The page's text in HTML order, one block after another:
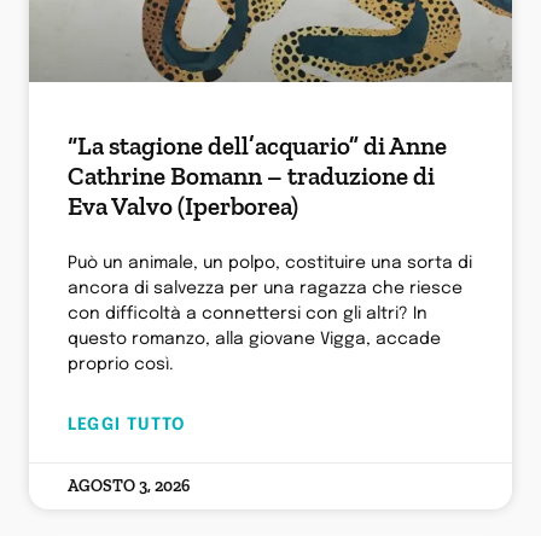
“La stagione dell’acquario” di Anne
Cathrine Bomann – traduzione di
Eva Valvo (Iperborea)
Può un animale, un polpo, costituire una sorta di
ancora di salvezza per una ragazza che riesce
con difficoltà a connettersi con gli altri? In
questo romanzo, alla giovane Vigga, accade
proprio così.
LEGGI TUTTO
AGOSTO 3, 2026